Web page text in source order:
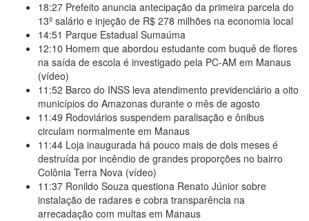
18:27 Prefeito anuncia antecipação da primeira parcela do
13º salário e injeção de R$ 278 milhões na economia local
14:51 Parque Estadual Sumaúma
12:10 Homem que abordou estudante com buquê de flores
na saída de escola é investigado pela PC-AM em Manaus
(vídeo)
11:52 Barco do INSS leva atendimento previdenciário a oito
municípios do Amazonas durante o mês de agosto
11:49 Rodoviários suspendem paralisação e ônibus
circulam normalmente em Manaus
11:44 Loja inaugurada há pouco mais de dois meses é
destruída por incêndio de grandes proporções no bairro
Colônia Terra Nova (vídeo)
11:37 Ronildo Souza questiona Renato Júnior sobre
instalação de radares e cobra transparência na
arrecadação com multas em Manaus